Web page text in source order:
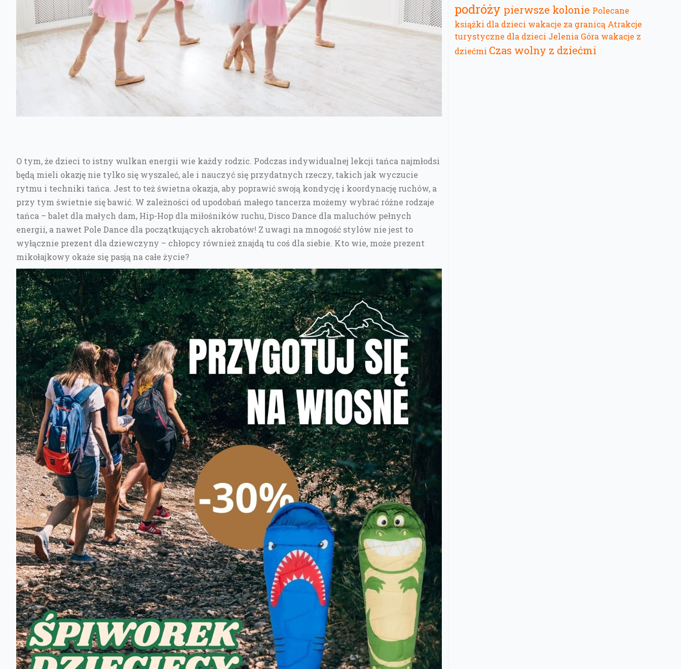
O tym, że dzieci to istny wulkan energii wie każdy rodzic. Podczas indywidualnej lekcji tańca najmłodsi
będą mieli okazję nie tylko się wyszaleć, ale i nauczyć się przydatnych rzeczy, takich jak wyczucie
rytmu i techniki tańca. Jest to też świetna okazja, aby poprawić swoją kondycję i koordynację ruchów, a
przy tym świetnie się bawić. W zależności od upodobań małego tancerza możemy wybrać różne rodzaje
tańca – balet dla małych dam, Hip-Hop dla miłośników ruchu, Disco Dance dla maluchów pełnych
energii, a nawet Pole Dance dla początkujących akrobatów! Z uwagi na mnogość stylów nie jest to
wyłącznie prezent dla dziewczyny – chłopcy również znajdą tu coś dla siebie. Kto wie, może prezent
mikołajkowy okaże się pasją na całe życie?
podróży pierwsze kolonie Polecane
książki dla dzieci wakacje za granicą Atrakcje
turystyczne dla dzieci Jelenia Góra wakacje z
dziećmi Czas wolny z dziećmi